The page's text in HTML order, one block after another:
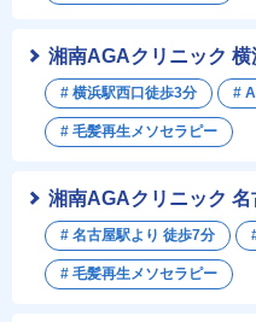
湘南AGAクリニック 横
# 横浜駅西口徒歩3分 #
# 毛髪再生メソセラピー
湘南AGAクリニック 名
# 名古屋駅より 徒歩7分
# 毛髪再生メソセラピー